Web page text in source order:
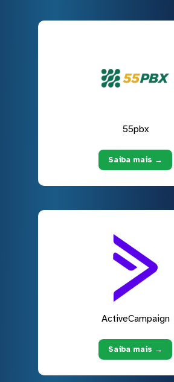
55pbx
Saiba mais →
ActiveCampaign
Saiba mais →